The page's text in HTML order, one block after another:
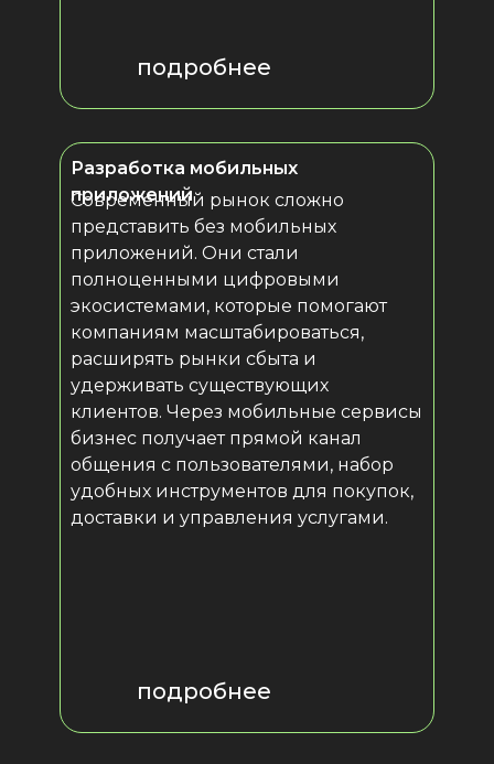
подробнее
подробнее
подробнее
подробнее
Современный рынок сложно
представить без мобильных
приложений. Они стали
полноценными цифровыми
экосистемами, которые помогают
компаниям масштабироваться,
расширять рынки сбыта и
удерживать существующих
клиентов. Через мобильные сервисы
бизнес получает прямой канал
общения с пользователями, набор
удобных инструментов для покупок,
доставки и управления услугами.
Разработка мобильных
приложений
подробнее